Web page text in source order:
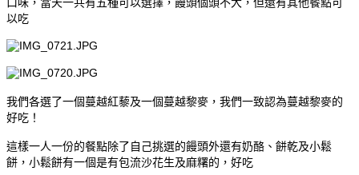
以吃
我們各選了一個蔓越紅藜及一個蔓越黎麥，我們一致認為蔓越黎麥的
好吃！
這樣一人一份的餐點除了自己挑選的饅頭外還有奶酪、餅乾及小鬆
餅，小鬆餅有一個是有包流沙花生及麻糬的，好吃